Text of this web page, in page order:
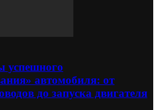
успешного
автомобиля: от
до запуска двигателя